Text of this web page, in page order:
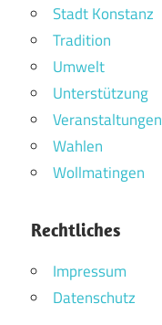
Stadt Konstanz
Tradition
Umwelt
Unterstützung
Veranstaltungen
Wahlen
Wollmatingen
Rechtliches
Impressum
Datenschutz